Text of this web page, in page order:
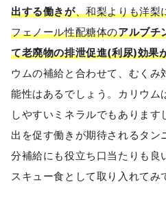
出する働きが、和梨よりも洋梨
フェノール性配糖体のアルブチ
て老廃物の排泄促進(利尿)効果
ウムの補給と合わせて、むくみ
能性はあるでしょう。カリウム
しやすいミネラルでもありま
出を促す働きが期待されるタン
分補給にも役立ち口当たりも良
スキュー食として取り入れてみ